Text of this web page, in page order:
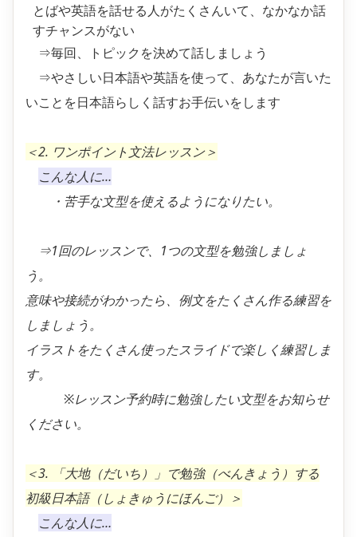
とばや英語を話せる人がたくさんいて、なかなか話
すチャンスがない
⇒毎回、トピックを決めて話しましょう
⇒やさしい日本語や英語を使って、あなたが言いた
いことを日本語らしく話すお手伝いをします
＜2. ワンポイント文法レッスン＞
こんな人に…
・苦手な文型を使えるようになりたい。
⇒1回のレッスンで、1つの文型を勉強しましょ
う。
意味や接続がわかったら、例文をたくさん作る練習を
しましょう。
イラストをたくさん使ったスライドで楽しく練習しま
す。
※レッスン予約時に勉強したい文型をお知らせ
ください。
＜3. 「大地（だいち）」で勉強（べんきょう）する
初級日本語（しょきゅうにほんご）＞
こんな人に…